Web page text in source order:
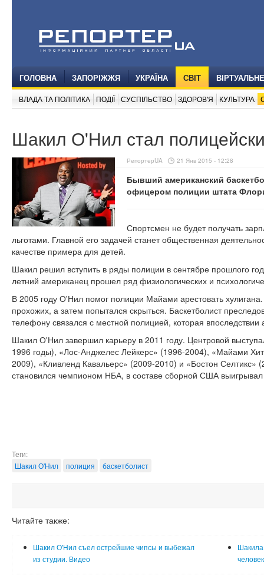
ГОЛОВНА ЗАПОРІЖЖЯ УКРАЇНА СВІТ
ВЛАДА ТА ПОЛІТИКА ПОДІЇ СУСПІЛЬСТВО ЗДОРОВ'Я КУЛЬТУРА
Шакил О'Нил стал
РепортерUA 21 Янв 2015 - 12:28
Бывший американский
офицером полиции штата
Спортсмен не будет получать
льготами. Главной его задачей станет общественная
качестве примера для детей.
Шакил решил вступить в ряды полиции в сентябре прошлого
летний американец прошел ряд физиологических и
В 2005 году О'Нил помог полиции Майами арестовать
прохожих, а затем попытался скрыться. Баскетболист
телефону связался с местной полицией, которая
Шакил О'Нил завершил карьеру в 2011 году. Центровой
1996 годы), «Лос-Анджелес Лейкерс» (1996-2004), «Майами
2009), «Кливленд Кавальерс» (2009-2010) и «Бостон
становился чемпионом НБА, в составе сборной США
Теги:
Шакил О'Нил
полиция баскетболист
Читайте также:
Шакил О'Нил съел острейшие чипсы и выбежал
из студии. Видео